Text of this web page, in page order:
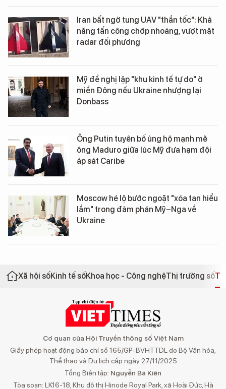
Iran bất ngờ tung UAV "thần tốc": Khả
năng tấn công chớp nhoáng, vượt mặt
radar đối phương
Mỹ đề nghị lập "khu kinh tế tự do" ở
miền Đông nếu Ukraine nhượng lại
Donbass
Ông Putin tuyên bố ủng hộ mạnh mẽ
ông Maduro giữa lúc Mỹ đưa hạm đội
áp sát Caribe
Moscow hé lộ bước ngoặt "xóa tan hiểu
lầm" trong đàm phán Mỹ–Nga về
Ukraine
Xã hội sốKinh tế sốKhoa học - Công nghệThị trường số
Cơ quan của Hội Truyền thông số Việt Nam
Giấy phép hoạt động báo chí số 165/GP-BVHTTDL do Bộ Văn hóa,
Thể thao và Du lịch cấp ngày 27/11/2025
Tổng Biên tập: Nguyễn Bá Kiên
Tòa soạn: LK16-18, Khu đô thị Hinode Royal Park, xã Hoài Đức, Hà